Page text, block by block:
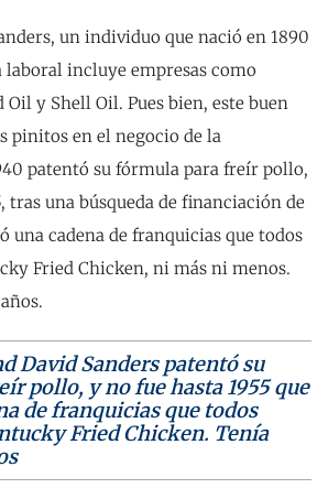
un individuo que nació en 1890
incluye empresas como
y Shell Oil. Pues bien, este buen
pinitos en el negocio de la
patentó su fórmula para freír pollo,
tras una búsqueda de financiación de
una cadena de franquicias que todos
Fried Chicken, ni más ni menos.
David Sanders patentó su
pollo, y no fue hasta 1955 que
de franquicias que todos
Fried Chicken. Tenía